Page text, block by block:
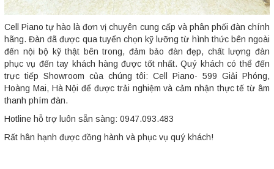
Cell Piano tự hào là đơn vị chuyên cung cấp và phân phối đàn chính
hãng. Đàn đã được qua tuyển chọn kỹ lưỡng từ hình thức bên ngoài
đến nội bộ kỹ thật bên trong, đảm bảo đàn đẹp, chất lượng đàn
phục vụ đến tay khách hàng được tốt nhất. Quý khách có thể đến
trực tiếp Showroom của chúng tôi: Cell Piano- 599 Giải Phóng,
Hoàng Mai, Hà Nội để được trải nghiệm và cảm nhận thực tế từ âm
thanh phím đàn.
Hotline hỗ trợ luôn sẵn sàng: 0947.093.483
Rất hân hạnh được đồng hành và phục vụ quý khách!